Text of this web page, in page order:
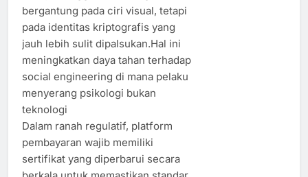
bergantung pada ciri visual, tetapi
pada identitas kriptografis yang
jauh lebih sulit dipalsukan.Hal ini
meningkatkan daya tahan terhadap
social engineering di mana pelaku
menyerang psikologi bukan
teknologi
Dalam ranah regulatif, platform
pembayaran wajib memiliki
sertifikat yang diperbarui secara